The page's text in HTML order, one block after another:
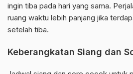
ingin tiba pada hari yang sama.
ruang waktu lebih panjang jika
setelah tiba.
Keberangkatan Siang dan